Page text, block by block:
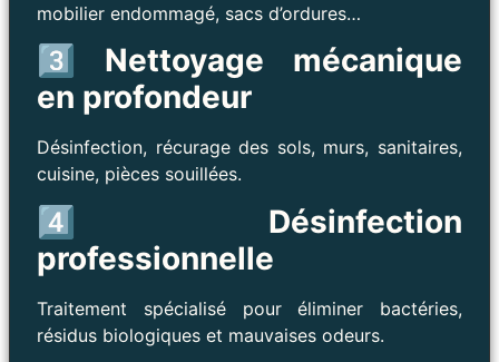
mobilier endommagé, sacs d’ordures…
3️⃣ Nettoyage mécanique
en profondeur
Désinfection, récurage des sols, murs, sanitaires,
cuisine, pièces souillées.
4️⃣ Désinfection
professionnelle
Traitement spécialisé pour éliminer bactéries,
résidus biologiques et mauvaises odeurs.